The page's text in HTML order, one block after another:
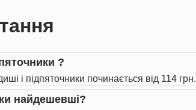
?
і підпяточники починається від 114 грн.
найдешевші?